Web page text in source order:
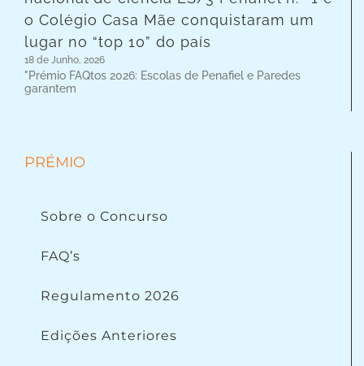
o Colégio Casa Mãe conquistaram um
lugar no “top 10” do país
18 de Junho, 2026
"Prémio FAQtos 2026: Escolas de Penafiel e Paredes
garantem
PRÉMIO
Sobre o Concurso
FAQ’s
Regulamento 2026
Edições Anteriores